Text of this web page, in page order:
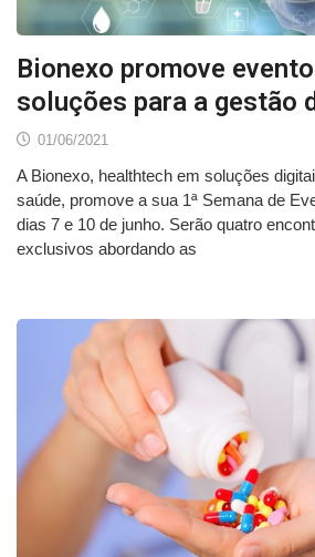
Bionexo promove
soluções para a gestão
01/06/2021
A Bionexo, healthtech em soluções
saúde, promove a sua 1ª Semana de
dias 7 e 10 de junho. Serão quatro
exclusivos abordando as